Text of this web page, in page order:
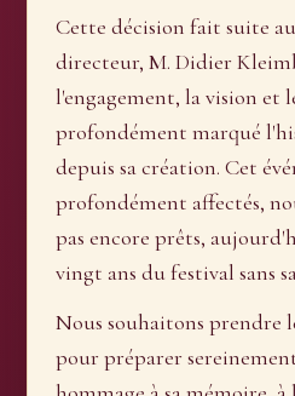
Cette décision fait suite
directeur, M. Didier
l'engagement, la vision et
profondément marqué
depuis sa création. Cet
profondément affectés,
pas encore prêts,
vingt ans du festival sans
Nous souhaitons prendre
pour préparer